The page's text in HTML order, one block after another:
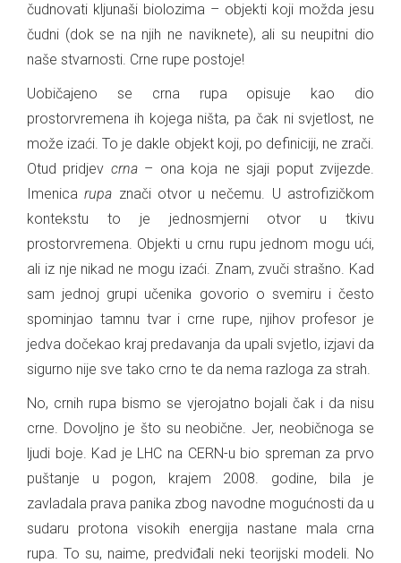
čudnovati kljunaši biolozima – objekti koji možda jesu
čudni (dok se na njih ne naviknete), ali su neupitni dio
naše stvarnosti. Crne rupe postoje!
Uobičajeno se crna rupa opisuje kao dio
prostorvremena ih kojega ništa, pa čak ni svjetlost, ne
može izaći. To je dakle objekt koji, po definiciji, ne zrači.
Otud pridjev crna– ona koja ne sjaji poput zvijezde.
Imenicarupa znači otvor u nečemu. U astrofizičkom
kontekstu to je jednosmjerni otvor u tkivu
prostorvremena. Objekti u crnu rupu jednom mogu ući,
ali iz nje nikad ne mogu izaći. Znam, zvuči strašno. Kad
sam jednoj grupi učenika govorio o svemiru i često
spominjao tamnu tvar i crne rupe, njihov profesor je
jedva dočekao kraj predavanja da upali svjetlo, izjavi da
sigurno nije sve tako crno te da nema razloga za strah.
No, crnih rupa bismo se vjerojatno bojali čak i da nisu
crne. Dovoljno je što su neobične. Jer, neobičnoga se
ljudi boje. Kad je LHC na CERN-u bio spreman za prvo
puštanje u pogon, krajem 2008. godine, bila je
zavladala prava panika zbog navodne mogućnosti da u
sudaru protona visokih energija nastane mala crna
rupa. To su, naime, predviđali neki teorijski modeli. No